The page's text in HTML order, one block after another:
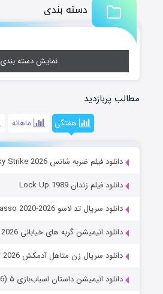
دسته بندی
نمایش دسته بندی
مطالب پربازدید
هفتگی ماهانه
دانلود فیلم ضربه شانس Lucky Strike 2026
دانلود فیلم زندان Lock Up 1989
دانلود سریال تد لاسو Ted Lasso 2020-2026
دانلود انیمیشن گربه های خیابانی Alley Cats 2026
دانلود سریال زن متاهل آدمکش A Bona Fide Killer 2026
دانلود انیمیشن داستان اسباب‌بازی ۵ Toy Story 5 (2026)